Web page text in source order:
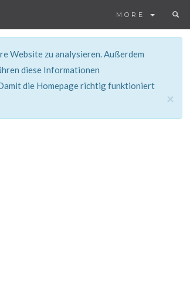
MORE
Website zu analysieren. Außerdem
diese Informationen
die Homepage richtig funktioniert
×